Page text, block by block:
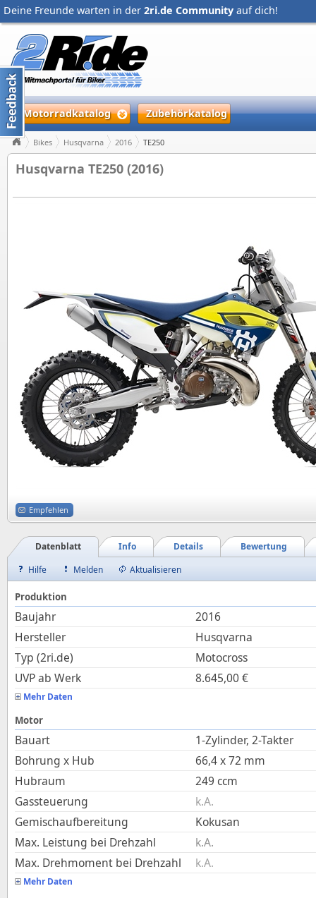
Deine Freunde warten in der 2ri.de Community auf dich!
Motorradkatalog Zubehörkatalog
Bikes Husqvarna 2016 TE250
Husqvarna TE250 (2016)
Empfehlen
Bewertung
Details
Info
Datenblatt
Hilfe
Melden Aktualisieren
Produktion
Baujahr
2016
Hersteller
Husqvarna
Typ (2ri.de)
Motocross
UVP ab Werk
8.645,00€
Mehr Daten
Motor
Bauart
1-Zylinder, 2-Takter
Bohrung x Hub
66,4x72 mm
Hubraum
249 ccm
Gassteuerung
k.A.
Gemischaufbereitung
Kokusan
Max. Leistung bei Drehzahl
k.A.
Max. Drehmoment bei Drehzahl
k.A.
Mehr Daten